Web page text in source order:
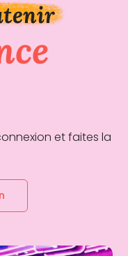
et faites la